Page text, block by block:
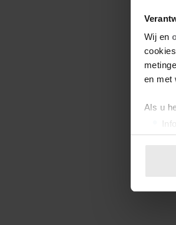
Wij en
en met
Als u
We